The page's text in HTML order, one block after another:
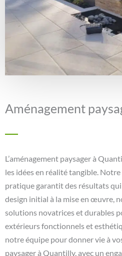
Aménagement
L’aménagement paysager à
les idées en réalité tangible.
pratique garantit des résultats
design initial à la mise en œuvre,
solutions novatrices et durables
extérieurs fonctionnels et
notre équipe pour donner vie à
paysager à Quantilly, avec un